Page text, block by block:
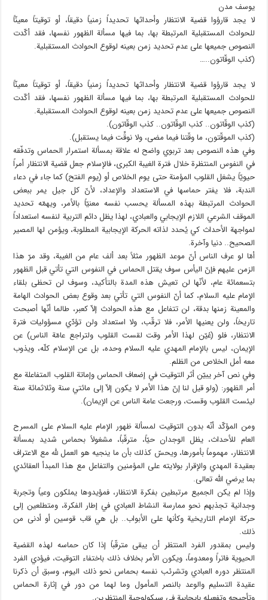
يوسف مدن
لا يجد قارؤوا قضية الانتظار وأحداثها تحديداً زمنياً دقيقاً، أو توقيتاً معينّاً
للحوادث المستقبلية المرتبطة بها، بما فيها مسألة الظهور نفسها، فقد أكّدت
النصوص جميعها على عدم تحديد زمن بعينه لوقوع الحوادث المستقبلية.
(كذب الوقّاتون..…
لا يجد قارؤوا قضية الانتظار وأحداثها تحديداً زمنياً دقيقاً، أو توقيتاً معينّاً
للحوادث المستقبلية المرتبطة بها، بما فيها مسألة الظهور نفسها، فقد أكّدت
النصوص جميعها على عدم تحديد زمن بعينه لوقوع الحوادث المستقبلية.
(كذب الوقّاتون.. كذب الوقّاتون.. كذب الوقّاتون).
(كذب الموقّتون، ما وقّتنا فيما مضى، ولا نوقِّت فيما يستقبل).
وفي هذه النصوص بعد تربوي واضح له علاقة بمسألة استمرار الحماس وتدفّقه
في النفوس المنتظرة خلال فترة الغيبة الكبرى، فالإسلام جعل قضية الانتظار أمراً
حيويّاً يشغل القلوب المؤمنة حتى يوم الخلاص أو (يوم الفتح) كما جاء في دعاء
الندبة، فلا يفتر حماسها في الاستعداد والإعداد، لأنّ كل جيل يمر ببعض
الحوادث المرتبطة بهذه المسألة يحسب نفسه معنيّاً بالأمر، ويهمّه تحديد
الموقف الشرعي اللازم الإيجابي والعبادي، لهذا يظل دائم التربية لنفسه استعداداً
لمواجهة الأحداث كي يُحدد لذاته الحركة الإيجابية المطلوبة، ويؤمن لها المصير
الصحيح.. دنيا وآخرة.
أمّا لو عرف الناس أنّ موعد الظهور مثلاً بعد ألف عام من الغيبة، وقد مرّ هذا
الزمن عليهم فإنّ اليأس سوف يقتل الحماس في النفوس التي تأتي قبل الظهور
بتسعمائة عام، لأنّها لن تعيش هذه المدة بالتأكيد، وسوف لن تحظى بلقاء
الإمام عليه السلام، كما أنّ النفوس التي تأتي بعد وقوع بعض الحوادث الهامة
والمعينة زمنها بدقة، لن تتفاعل مع هذه الحوادث إلاّ كعبر، طالما أنّها أصبحت
تاريخاً، ولن يعنيها الأمر، فلا ترقّب، ولا استعداد ولن تؤدّي مسؤوليات فترة
الانتظار، فلو (عُيّن لهذا الأمر وقت لقست القلوب ولتراجع عامّة الناس) عن
الإيمان، ليس بالإمام المهدي عليه السلام وحده، بل عن الإسلام كلّه، ويذوب
معه أمل الخلاص من الظلم.
وفي نص آخر يبيّن أثر التوقيت في إضعاف الحماس وإماتة القلوب المتفاعلة مع
أمر الظهور: (ولو قيل لنا إنّ هذا الأمر لا يكون إلاّ إلى مائتي سنة وثلاثمائة سنة
ليئست القلوب وقست، ورجعت عامة الناس عن الإيمان).
ومن المؤكّد أنّه بدون التوقيت لمسألة ظهور الإمام عليه السلام على المسرح
العام للأحداث، يظل الوجدان حيّاً، مترقّباً، مشغولاً بحماس شديد بمسألة
الانتظار، مهموماً بأمورها، ويحسّ كذلك بأن ما ينجيه هو العمل لله مع الاعتراف
بعقيدة المهدي والإقرار بولايته على المؤمنين والتفاعل مع هذا المبدأ العقائدي
بما يرضي الله تعالى.
وإذا لم يكن الجميع مرتبطين بفكرة الانتظار، فمؤيدوها يملكون وعياً وتجربة
وجدانية تجذبهم نحو ممارسة النشاط العبادي في إطار الفكرة، ومتطلعين إلى
حركة الإمام التاريخية وكأنها على الأبواب.. بل هي قاب قوسين أو أدنى من
ذلك.
وليس بمقدور الفرد المنتظر أن يبقى مترقّباً إذا كان حماسه لهذه القضية
الحيوية فاتراً ومعدوماً، ويكون الأمر بخلاف ذلك باختفاء التوقيت، فيؤدي الفرد
المنتظر دوره العبادي وتشرئب نفسه بحماس نحو ذلك اليوم، وسبق أن ذكرنا
عقيدة التسليم والوعد بالنصر المأمول وما لهما من دور في إثارة الحماس